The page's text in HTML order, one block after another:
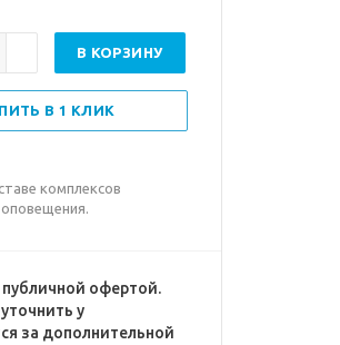
В КОРЗИНУ
В 1 КЛИК
комплексов
публичной офертой.
у
за дополнительной